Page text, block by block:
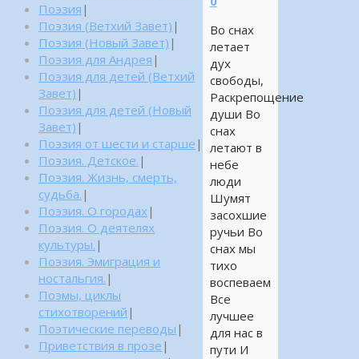
Во снах
летает
дух
свободы,
Раскрепощение
души Во
снах
летают в
небе
люди
Шумят
засохшие
ручьи Во
снах мы
тихо
воспеваем
Все
лучшее
для нас в
пути И
Поэзия |
Поэзия (Ветхий Завет) |
Поэзия (Новый Завет) |
Поэзия для Андрея |
Поэзия для детей (Ветхий
Завет) |
Поэзия для детей (Новый
Завет) |
Поэзия от шести и старше |
Поэзия. Детское. |
Поэзия. Жизнь, смерть,
судьба. |
Поэзия. О городах |
Поэзия. О деятелях
культуры. |
Поэзия. Эмиграция и
ностальгия. |
Поэмы, циклы
стихотворений |
Поэтические переводы |
Приветствия в прозе |